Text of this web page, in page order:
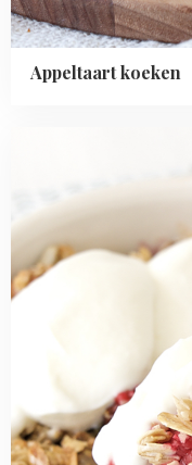
Appeltaart koeken
Ontbijt
crumble
met
kwark